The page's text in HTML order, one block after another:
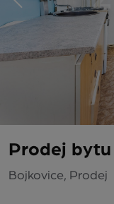
Prodej bytu
Bojkovice, Prodej